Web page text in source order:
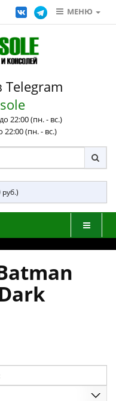
МЕНЮ
Telegram
22:00 (пн. - вс.)
22:00 (пн. - вс.)